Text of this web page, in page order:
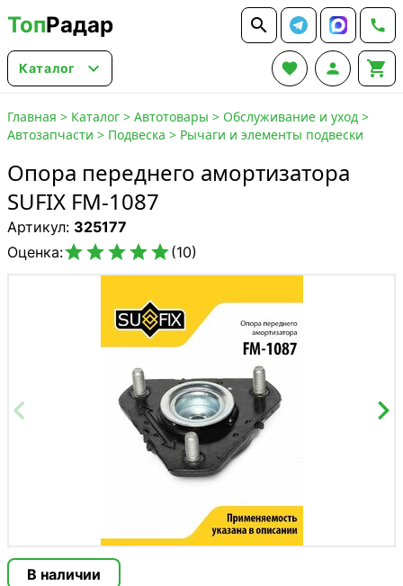
ТопРадар  
Каталог    
Главная > Каталог > Автотовары > Обслуживание и уход >
Автозапчасти > Подвеска > Рычаги и элементы подвески
Опора переднего амортизатора
SUFIX FM-1087
Артикул: 325177
Оценка:(10)
В наличии